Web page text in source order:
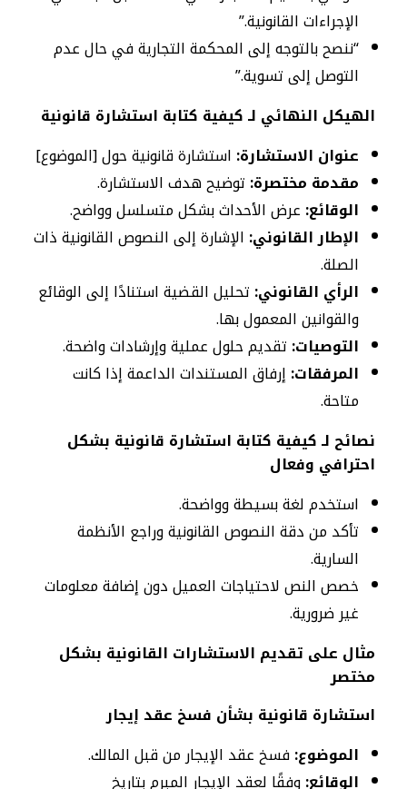
الإجراءات القانونية.”
“ننصح بالتوجه إلى المحكمة التجارية في حال عدم
التوصل إلى تسوية.”
الهيكل النهائي لـ كيفية كتابة استشارة قانونية
عنوان الاستشارة: استشارة قانونية حول [الموضوع]
مقدمة مختصرة: توضيح هدف الاستشارة.
الوقائع: عرض الأحداث بشكل متسلسل وواضح.
الإطار القانوني: الإشارة إلى النصوص القانونية ذات
الصلة.
الرأي القانوني: تحليل القضية استنادًا إلى الوقائع
والقوانين المعمول بها.
التوصيات: تقديم حلول عملية وإرشادات واضحة.
المرفقات: إرفاق المستندات الداعمة إذا كانت
متاحة.
نصائح لـ كيفية كتابة استشارة قانونية بشكل
احترافي وفعال
استخدم لغة بسيطة وواضحة.
تأكد من دقة النصوص القانونية وراجع الأنظمة
السارية.
خصص النص لاحتياجات العميل دون إضافة معلومات
غير ضرورية.
مثال على تقديم الاستشارات القانونية بشكل
مختصر
استشارة قانونية بشأن فسخ عقد إيجار
الموضوع:فسخ عقد الإيجار من قبل المالك.
الوقائع:وفقًا لعقد الإيجار المبرم بتاريخ